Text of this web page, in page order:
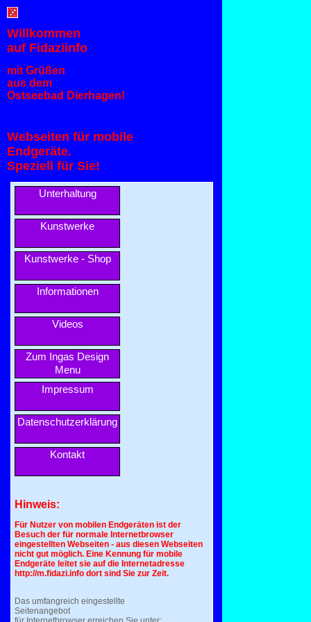
Willkommen
auf Fidaziinfo
mit Grüßen
aus dem
Ostseebad Dierhagen!
Webseiten für mobile
Endgeräte.
Speziell für Sie!
Unterhaltung
Kunstwerke
Kunstwerke - Shop
Informationen
Videos
Zum Ingas Design
Menu
Impressum
Datenschutzerklärung
Kontakt
Hinweis:
Für Nutzer von mobilen Endgeräten ist der
Besuch der für normale Internetbrowser
eingestellten Webseiten - aus diesen Webseiten
nicht gut möglich. Eine Kennung für mobile
Endgeräte leitet sie auf die Internetadresse
http://m.fidazi.info dort sind Sie zur Zeit.
Das umfangreich eingestellte
Seitenangebot